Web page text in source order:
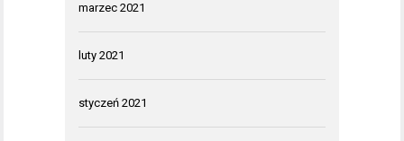
marzec 2021
luty 2021
styczeń 2021